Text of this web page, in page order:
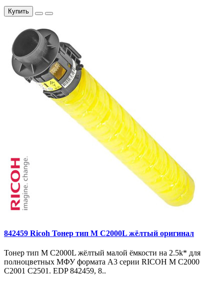
Купить
842459 Ricoh Тонер тип M C2000L жёлтый оригинал
Тонер тип M C2000L жёлтый малой ёмкости на 2.5k* для
полноцветных МФУ формата A3 серии RICOH M C2000
C2001 C2501. EDP 842459, 8..